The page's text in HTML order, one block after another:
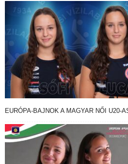
EURÓPA-BAJNOK A MAGYAR NŐI U20-